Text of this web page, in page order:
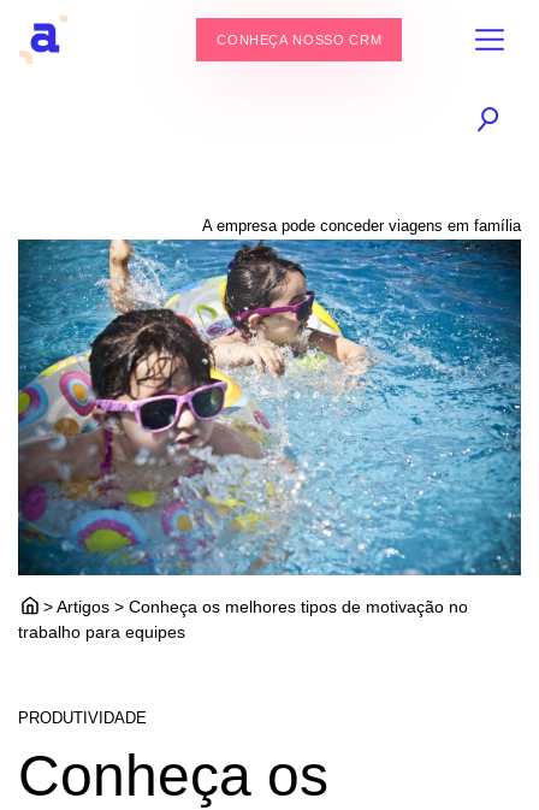
CONHEÇA NOSSO CRM
> Artigos > Conheça os melhores tipos de motivação no
trabalho para equipes
PRODUTIVIDADE
Conheça os
A empresa pode conceder viagens em família